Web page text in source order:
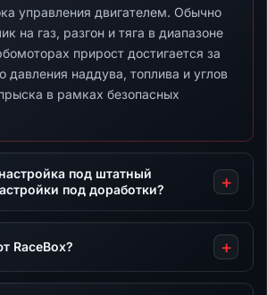
управления двигателем. Обычно
на газ, разгон и тяга в диапазоне
прирост достигается за
давления наддува, топлива и углов
в рамках безопасных
под штатный
под доработки?
RaceBox?